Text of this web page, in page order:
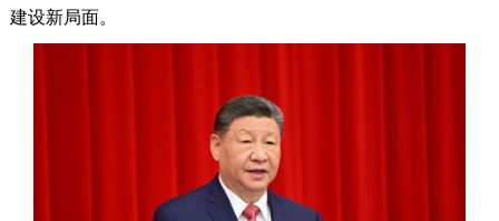
建设新局面。